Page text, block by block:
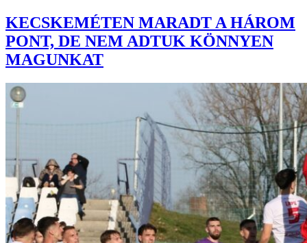
KECSKEMÉTEN MARADT A HÁROM
PONT, DE NEM ADTUK KÖNNYEN
MAGUNKAT